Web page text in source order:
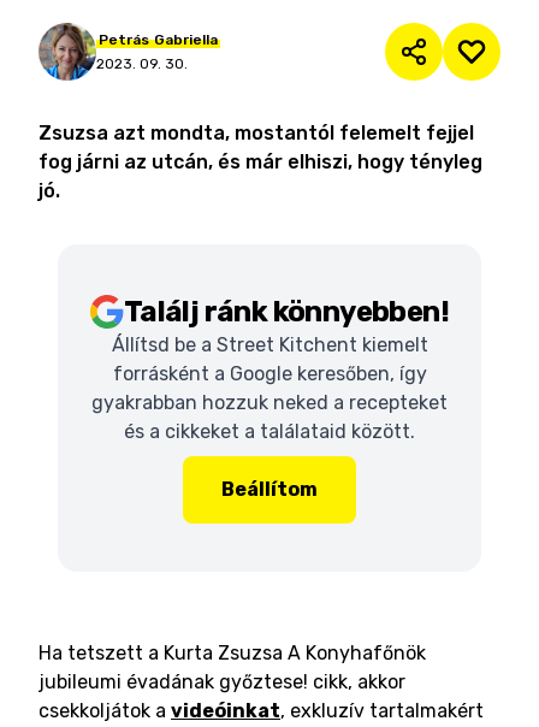
Petrás Gabriella
2023. 09. 30.
Zsuzsa azt mondta, mostantól felemelt fejjel
fog járni az utcán, és már elhiszi, hogy tényleg
jó.
Találj ránk könnyebben!
Állítsd be a Street Kitchent kiemelt
forrásként a Google keresőben, így
gyakrabban hozzuk neked a recepteket
és a cikkeket a találataid között.
Beállítom
Ha tetszett a Kurta Zsuzsa A Konyhafőnök
jubileumi évadának győztese! cikk, akkor
csekkoljátok a videóinkat, exkluzív tartalmakért